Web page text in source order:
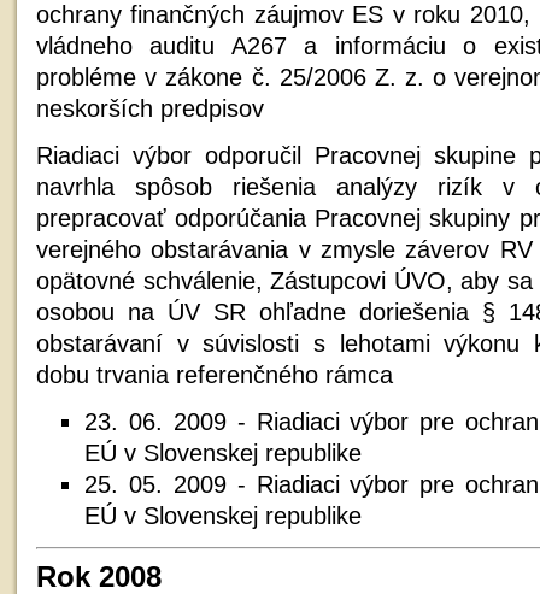
ochrany finančných záujmov ES v roku
vládneho auditu A267 a informáciu o
probléme v zákone č. 25/2006 Z. z. o
neskorších predpisov
Riadiaci výbor odporučil Pracovnej skupine
navrhla spôsob riešenia analýzy rizík v
prepracovať odporúčania Pracovnej skupiny
verejného obstarávania v zmysle záverov
opätovné schválenie, Zástupcovi ÚVO, aby
osobou na ÚV SR ohľadne doriešenia §
obstarávaní v súvislosti s lehotami výkonu
dobu trvania referenčného rámca
23. 06. 2009 - Riadiaci výbor pre
EÚ v Slovenskej republike
25. 05. 2009 - Riadiaci výbor pre
EÚ v Slovenskej republike
Rok 2008